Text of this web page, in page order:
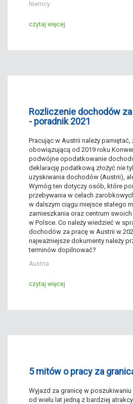
Niemcy
czytaj więcej
Rozliczenie dochodów
- poradnik 2021
Pracując w Austrii należy
obowiązującą od 2019 roku
podwójne opodatkowanie
deklarację podatkową złożyć nie
uzyskiwania dochodów (Austrii),
Wymóg ten dotyczy osób, które
przebywania w celach
w dalszym ciągu miejsce stałego
zamieszkania oraz centrum
w Polsce. Co należy wiedzieć w
dochodów za pracę w Austrii w
najważniejsze dokumenty należy
terminów dopilnować?
Austria
czytaj więcej
5 mitów o pracy za
Wyjazd za granicę w
od wielu lat jedną z bardziej